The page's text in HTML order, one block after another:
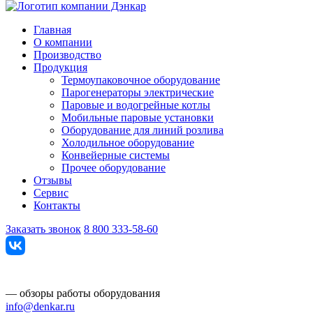
Главная
О компании
Производство
Продукция
Термоупаковочное оборудование
Парогенераторы электрические
Паровые и водогрейные котлы
Мобильные паровые установки
Оборудование для линий розлива
Холодильное оборудование
Конвейерные системы
Прочее оборудование
Отзывы
Сервис
Контакты
Заказать звонок 8 800 333-58-60
— обзоры работы оборудования
info@denkar.ru